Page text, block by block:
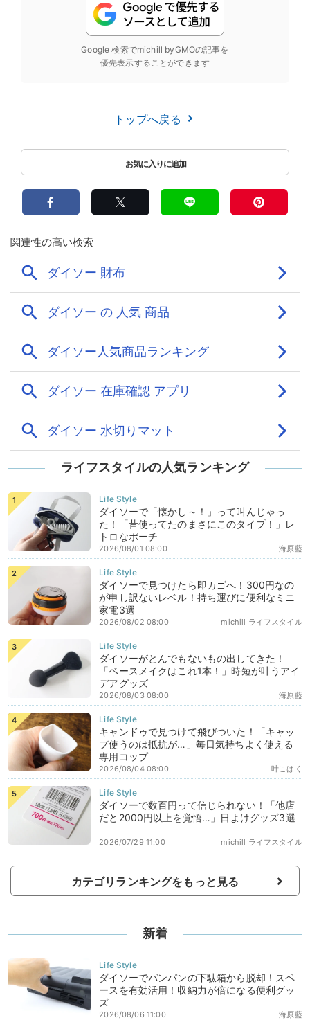
Google 検索でmichill byGMOの記事を
優先表示することができます
トップへ戻る
ライフスタイルの人気ランキング
ダイソーで「懐かし～！」って叫んじゃっ
た！「昔使ってたのまさにこのタイプ！」レ
トロなポーチ
海原藍
2026/08/01 08:00
ダイソーで見つけたら即カゴへ！300円なの
が申し訳ないレベル！持ち運びに便利なミニ
家電3選
michill ライフスタイル
2026/08/02 08:00
ダイソーがとんでもないもの出してきた！
「ベースメイクはこれ1本！」時短が叶うアイ
デアグッズ
海原藍
2026/08/03 08:00
キャンドゥで見つけて飛びついた！「キャッ
プ使うのは抵抗が…」毎日気持ちよく使える
専用コップ
叶こはく
2026/08/04 08:00
ダイソーで数百円って信じられない！「他店
だと2000円以上を覚悟…」日よけグッズ3選
michill ライフスタイル
2026/07/29 11:00
カテゴリランキングをもっと見る
新着
ダイソーでパンパンの下駄箱から脱却！スペ
ースを有効活用！収納力が倍になる便利グッ
ズ
海原藍
2026/08/06 11:00